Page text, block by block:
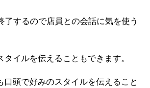
了するので店員との会話に気を使う
タイルを伝えることもできます。
口頭で好みのスタイルを伝えること